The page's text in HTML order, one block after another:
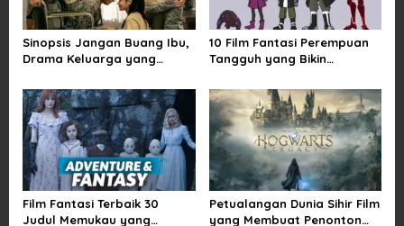
a
t
o
n
Sinopsis Jangan Buang Ibu,
Drama Keluarga yang
Sayang dan Bakti kepada
Orang Tua
10 Film Fantasi Perempuan
Tangguh yang Bikin
Damsel
Film Fantasi Terbaik 30
Judul Memukau yang
Petualangan Dunia Sihir Film
yang Membuat Penonton